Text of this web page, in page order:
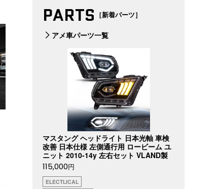
PARTS ［新着パーツ］
アメ車パーツ一覧
マスタング ヘッドライト 日本光軸 車検
改善 日本仕様 左側通行用 ロービーム ユ
ニット 2010-14y 左右セット VLAND製
115,000円
ELECTLICAL